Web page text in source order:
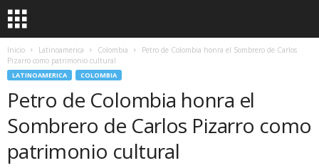
Inicio Latinoamerica Colombia
Petro de Colombia honra el Sombrero de Carlos
Pizarro como patrimonio cultural
LATINOAMERICA COLOMBIA
Petro de Colombia honra el
Sombrero de Carlos Pizarro como
patrimonio cultural